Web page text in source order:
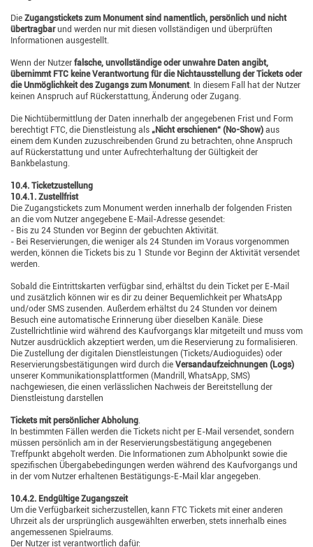
Die Zugangstickets zum Monument sind namentlich, persönlich und nicht
übertragbarund werden nur mit diesen vollständigen und überprüften
Informationen ausgestellt.
Wenn der Nutzer falsche, unvollständige oder unwahre Daten angibt,
übernimmt FTC keine Verantwortung für die Nichtausstellung der Tickets oder
die Unmöglichkeit des Zugangs zum Monument. In diesem Fall hat der Nutzer
keinen Anspruch auf Rückerstattung, Änderung oder Zugang.
Die Nichtübermittlung der Daten innerhalb der angegebenen Frist und Form
berechtigt FTC, die Dienstleistung als „Nicht erschienen“ (No-Show) aus
einem dem Kunden zuzuschreibenden Grund zu betrachten, ohne Anspruch
auf Rückerstattung und unter Aufrechterhaltung der Gültigkeit der
Bankbelastung.
10.4. Ticketzustellung
10.4.1. Zustellfrist
Die Zugangstickets zum Monument werden innerhalb der folgenden Fristen
an die vom Nutzer angegebene E-Mail-Adresse gesendet:
- Bis zu 24 Stunden vor Beginn der gebuchten Aktivität.
- Bei Reservierungen, die weniger als 24 Stunden im Voraus vorgenommen
werden, können die Tickets bis zu 1 Stunde vor Beginn der Aktivität versendet
werden.
Sobald die Eintrittskarten verfügbar sind, erhältst du dein Ticket per E-Mail
und zusätzlich können wir es dir zu deiner Bequemlichkeit per WhatsApp
und/oder SMS zusenden. Außerdem erhältst du 24 Stunden vor deinem
Besuch eine automatische Erinnerung über dieselben Kanäle. Diese
Zustellrichtlinie wird während des Kaufvorgangs klar mitgeteilt und muss vom
Nutzer ausdrücklich akzeptiert werden, um die Reservierung zu formalisieren.
Die Zustellung der digitalen Dienstleistungen (Tickets/Audioguides) oder
Reservierungsbestätigungen wird durch die Versandaufzeichnungen (Logs)
unserer Kommunikationsplattformen (Mandrill, WhatsApp, SMS)
nachgewiesen, die einen verlässlichen Nachweis der Bereitstellung der
Dienstleistung darstellen
Tickets mit persönlicher Abholung.
In bestimmten Fällen werden die Tickets nicht per E-Mail versendet, sondern
müssen persönlich am in der Reservierungsbestätigung angegebenen
Treffpunkt abgeholt werden. Die Informationen zum Abholpunkt sowie die
spezifischen Übergabebedingungen werden während des Kaufvorgangs und
in der vom Nutzer erhaltenen Bestätigungs-E-Mail klar angegeben.
10.4.2. Endgültige Zugangszeit
Um die Verfügbarkeit sicherzustellen, kann FTC Tickets mit einer anderen
Uhrzeit als der ursprünglich ausgewählten erwerben, stets innerhalb eines
angemessenen Spielraums.
Der Nutzer ist verantwortlich dafür: